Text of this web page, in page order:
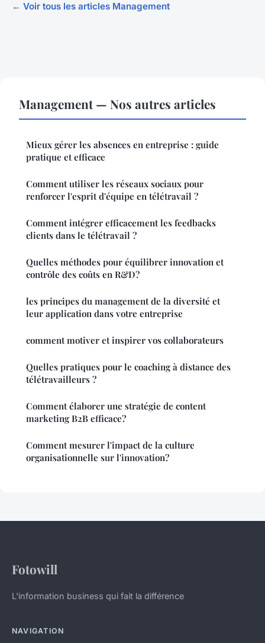
← Voir tous les articles Management
Management — Nos autres articles
Mieux gérer les absences en entreprise : guide
pratique et efficace
Comment utiliser les réseaux sociaux pour
renforcer l'esprit d'équipe en télétravail ?
Comment intégrer efficacement les feedbacks
clients dans le télétravail ?
Quelles méthodes pour équilibrer innovation et
contrôle des coûts en R&D?
les principes du management de la diversité et
leur application dans votre entreprise
comment motiver et inspirer vos collaborateurs
Quelles pratiques pour le coaching à distance des
télétravailleurs ?
Comment élaborer une stratégie de content
marketing B2B efficace?
Comment mesurer l'impact de la culture
organisationnelle sur l'innovation?
Fotowill
L'information business qui fait la différence
NAVIGATION